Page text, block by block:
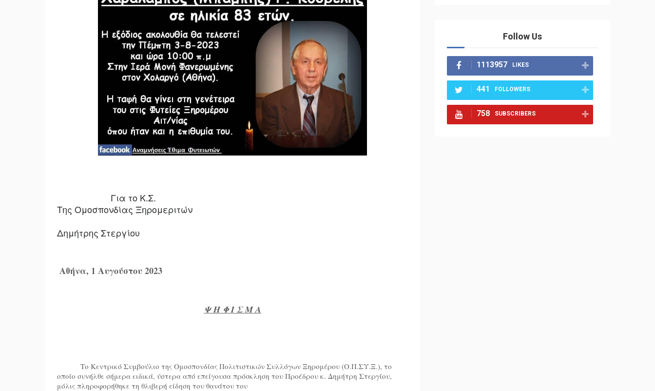
Για το Κ.Σ.
Της Ομοσπονδίας Ξηρομεριτών
Δημήτρης Στεργίου
Αθήνα, 1 Αυγούστου 2023
Ψ Η Φ Ι Σ Μ Α
Το Κεντρικό Συμβούλιο της Ομοσπονδίας Πολιτιστικών Συλλόγων Ξηρομέρου (Ο.Π.ΣΥ.Ξ.), το
οποίο συνήλθε σήμερα ειδικά, ύστερα από επείγουσα πρόσκληση του Προέδρου κ. Δημήτρη Στεργίου,
μόλις πληροφορήθηκε τη θλιβερή είδηση του θανάτου του
Follow Us
1113957 LIKES
441 FOLLOWERS
758 SUBSCRIBERS